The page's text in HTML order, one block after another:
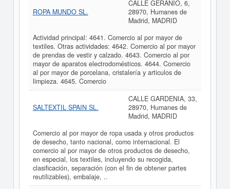
ROPA MUNDO SL.
CALLE GERANIO, 6,
28970, Humanes de
Madrid, MADRID
Actividad principal: 4641. Comercio al por mayor de
textiles. Otras actividades: 4642. Comercio al por mayor
de prendas de vestir y calzado. 4643. Comercio al por
mayor de aparatos electrodomésticos. 4644. Comercio
al por mayor de porcelana, cristalería y articulos de
limpieza. 4645. Comercio
SALTEXTIL SPAIN SL.
CALLE GARDENIA, 33,
28970, Humanes de
Madrid, MADRID
Comercio al por mayor de ropa usada y otros productos
de desecho, tanto nacional, como internacional. El
comercio al por mayor de otros productos de desecho,
en especial, los textiles, incluyendo su recogida,
clasificación, separación (con el fin de obtener partes
reutilizables), embalaje, ..